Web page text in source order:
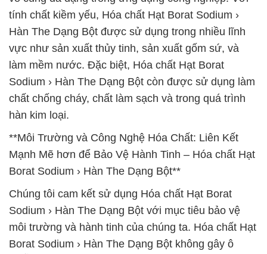
tính chất kiềm yếu, Hóa chất Hạt Borat Sodium ›
Hàn The Dạng Bột được sử dụng trong nhiều lĩnh
vực như sản xuất thủy tinh, sản xuất gốm sứ, và
làm mềm nước. Đặc biệt, Hóa chất Hạt Borat
Sodium › Hàn The Dạng Bột còn được sử dụng làm
chất chống cháy, chất làm sạch và trong quá trình
hàn kim loại.
**Môi Trường và Công Nghệ Hóa Chất: Liên Kết
Mạnh Mẽ hơn để Bảo Vệ Hành Tinh – Hóa chất Hạt
Borat Sodium › Hàn The Dạng Bột**
Chúng tôi cam kết sử dụng Hóa chất Hạt Borat
Sodium › Hàn The Dạng Bột với mục tiêu bảo vệ
môi trường và hành tinh của chúng ta. Hóa chất Hạt
Borat Sodium › Hàn The Dạng Bột không gây ô